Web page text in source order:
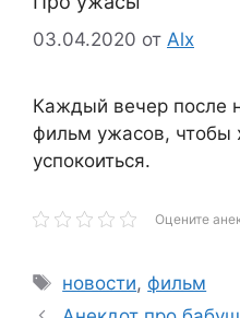
03.04.2020 от Alx
Каждый вечер после
фильм ужасов, чтобы
успокоиться.
Оцените
Метки
новости, фильм